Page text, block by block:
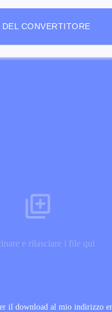
DEL CONVERTITORE
e rilasciare i file qui
il download al mio indirizzo